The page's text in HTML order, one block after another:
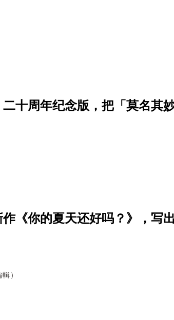
十周年纪念版，把「莫名其
《你的夏天还好吗？》，写
）